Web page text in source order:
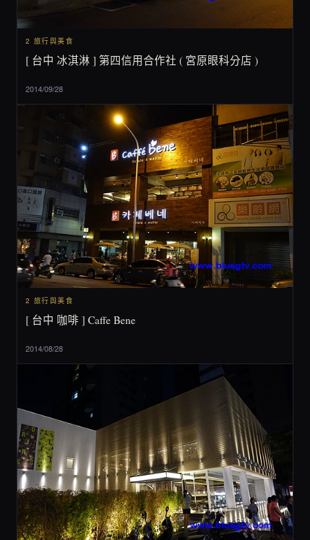
2 旅行與美食
[ 台中 冰淇淋 ] 第四信用合作社 ( 宮原眼科分店 )
2014/09/28
2 旅行與美食
[ 台中 咖啡 ] Caffe Bene
2014/08/28